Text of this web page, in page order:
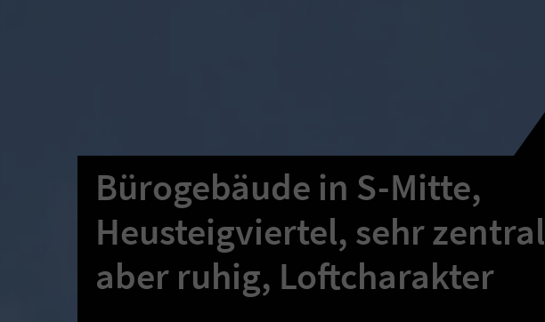
Bürogebäude in S-Mitte,
Heusteigviertel, sehr zentral
aber ruhig, Loftcharakter